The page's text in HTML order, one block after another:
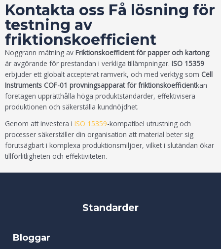
Kontakta oss Få lösning för
testning av
friktionskoefficient
Noggrann mätning av Friktionskoefficient för papper och kartong
är avgörande för prestandan i verkliga tillämpningar. ISO 15359
erbjuder ett globalt accepterat ramverk, och med verktyg som Cell
Instruments COF-01 provningsapparat för friktionskoefficientkan
företagen upprätthålla höga produktstandarder, effektivisera
produktionen och säkerställa kundnöjdhet.
Genom att investera i ISO 15359-kompatibel utrustning och
processer säkerställer din organisation att material beter sig
förutsägbart i komplexa produktionsmiljöer, vilket i slutändan ökar
tillförlitligheten och effektiviteten.
Standarder
Bloggar